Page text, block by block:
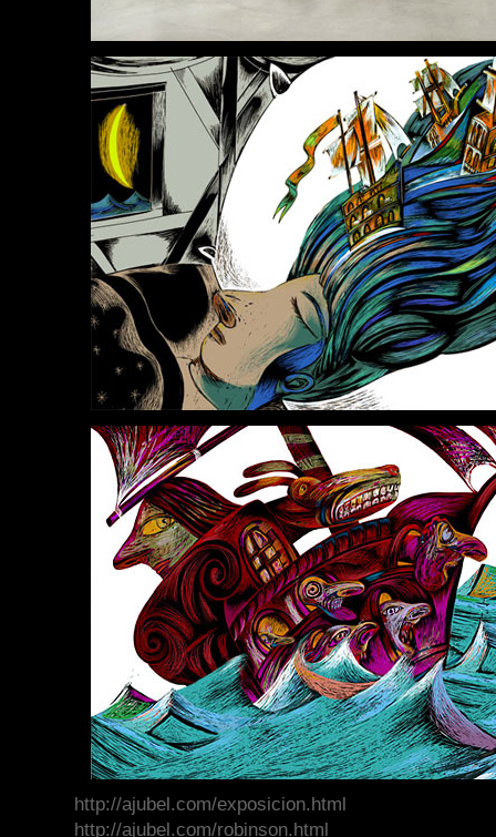
http://ajubel.com/exposicion.html
http://ajubel.com/robinson.html